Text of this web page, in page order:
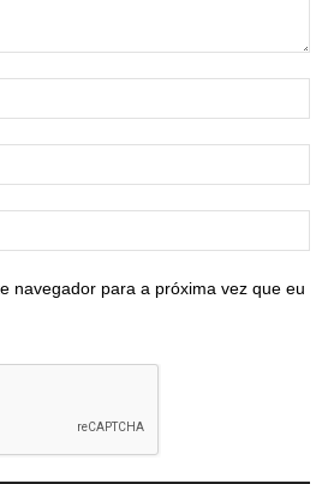
navegador para a próxima vez que eu